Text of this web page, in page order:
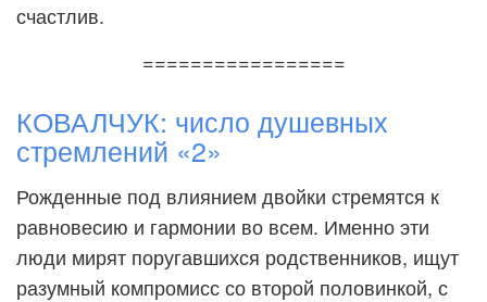
счастлив.
=================
КОВАЛЧУК: число душевных
стремлений «2»
Рожденные под влиянием двойки стремятся к
равновесию и гармонии во всем. Именно эти
люди мирят поругавшихся родственников, ищут
разумный компромисс со второй половинкой, с